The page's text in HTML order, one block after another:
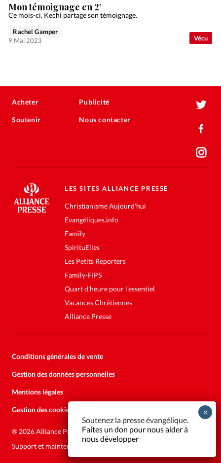
Vécu
Mon témoignage en 2’
Ce mois-ci, Kechi partage son témoignage.
Rachel Gamper
9 Mai 2023
Acheter
Soutenir
Publicité
Nous contacter
LES SITES ALLIANCE PRESSE
Christianisme Aujourd'hui
Evangéliques.info
Family
SpirituElles
Les Petits Reporters
Family-FIPS
Quart d'heure pour l'essentiel
Vacances Chrétiennes
Alliance Presse
Conditions générales de vente
Gestion des données personnelles
Mentions légales
Gestion des cookies
® 2026 Alliance Presse
Support et maintenance:
Solutions Kläy
Faites un don pour nous aider à
nous développer